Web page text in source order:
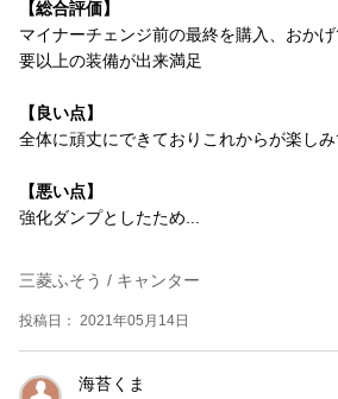
【総合評価】
マイナーチェンジ前の最終を購入、おか
要以上の装備が出来満足
【良い点】
全体に頑丈にできておりこれからが楽しみ
【悪い点】
強化ダンプとしたため...
三菱ふそう / キャンター
投稿日： 2021年05月14日
海苔くま